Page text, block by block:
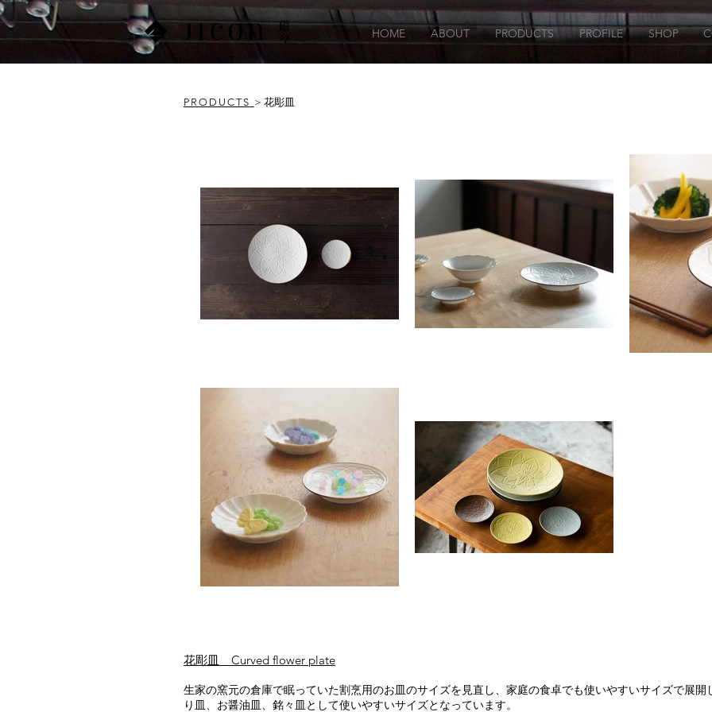
HOME ABOUT PRODUCTS PROFILE SHOP
PRODUCTS > 花彫皿
花彫皿 Curved flower plate
生家の窯元の倉庫で眠っていた割烹用のお皿のサイズを見直し、家庭の食卓でも使いやすいサイズで展開
り皿、お醤油皿、銘々皿として使いやすいサイズとなっています。